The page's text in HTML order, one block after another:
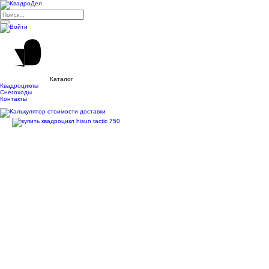
Каталог
Квадроциклы
Снегоходы
Контакты